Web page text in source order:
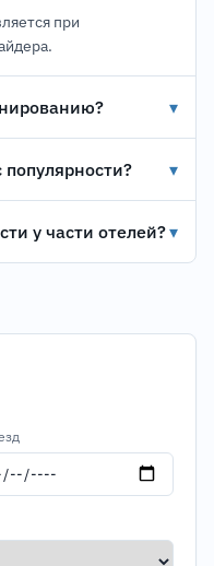
при
▾
▾
у части отелей?▾